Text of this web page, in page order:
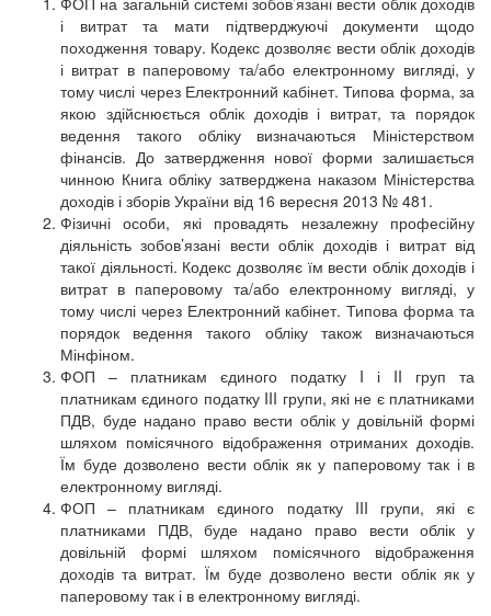
і витрат та мати підтверджуючі документи щодо
походження товару. Кодекс дозволяє вести облік доходів
і витрат в паперовому та/або електронному вигляді, у
тому числі через Електронний кабінет. Типова форма, за
якою здійснюється облік доходів і витрат, та порядок
ведення такого обліку визначаються Міністерством
фінансів. До затвердження нової форми залишається
чинною Книга обліку затверджена наказом Міністерства
доходів і зборів України від 16 вересня 2013 № 481.
Фізичні особи, які провадять незалежну професійну
діяльність зобов’язані вести облік доходів і витрат від
такої діяльності. Кодекс дозволяє їм вести облік доходів і
витрат в паперовому та/або електронному вигляді, у
тому числі через Електронний кабінет. Типова форма та
порядок ведення такого обліку також визначаються
Мінфіном.
ФОП – платникам єдиного податку I і II груп та
платникам єдиного податку III групи, які не є платниками
ПДВ, буде надано право вести облік у довільній формі
шляхом помісячного відображення отриманих доходів.
Їм буде дозволено вести облік як у паперовому так і в
електронному вигляді.
ФОП – платникам єдиного податку III групи, які є
платниками ПДВ, буде надано право вести облік у
довільній формі шляхом помісячного відображення
доходів та витрат. Їм буде дозволено вести облік як у
паперовому так і в електронному вигляді.